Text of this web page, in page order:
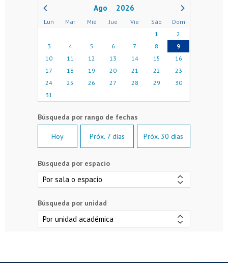
2026
Lun Mar Mié Jue Vie Sáb
Dom
1
2
3
4 5 6 7 8
9
10
11 12 13 14 15
16
17
18 19 20 21 22
23
24
25 26 27 28 29
30
31
Hoy Próx. 7 días Próx. 30 días
Búsqueda por espacio
Búsqueda por unidad